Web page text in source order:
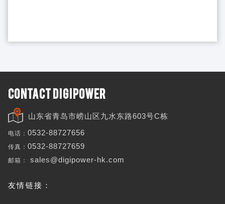
CONTACT DIGIPOWER
山东省青岛市崂山区九水东路603号C栋
电话： 0532-88727656
传真： 0532-88727659
邮箱： sales@digipower-hk.com
友情链接：